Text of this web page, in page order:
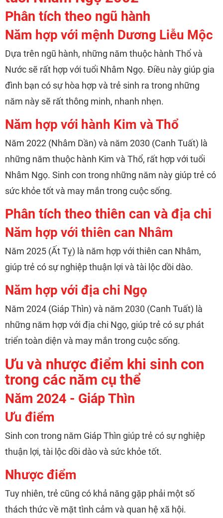
Phân tích theo ngũ hành
Năm hợp với mệnh Dương Liễu Mộc
Dựa trên ngũ hành, những năm thuộc hành Thổ và
Nước sẽ rất hợp với tuổi Nhâm Ngọ. Điều này giúp gia
đình bạn có sự hòa hợp và trẻ sinh ra trong những
năm này sẽ rất thông minh, nhanh nhẹn.
Năm hợp với hành Kim và Thổ
Năm 2022 (Nhâm Dần) và năm 2030 (Canh Tuất) là
những năm thuộc hành Kim và Thổ, rất hợp với tuổi
Nhâm Ngọ. Sinh con trong những năm này giúp trẻ có
sức khỏe tốt và may mắn trong cuộc sống.
Phân tích theo thiên can và địa chi
Năm hợp với thiên can Nhâm
Năm 2025 (Ất Tỵ) là năm hợp với thiên can Nhâm,
giúp trẻ có sự nghiệp thuận lợi và tài lộc dồi dào.
Năm hợp với địa chi Ngọ
Năm 2024 (Giáp Thìn) và năm 2030 (Canh Tuất) là
những năm hợp với địa chi Ngọ, giúp trẻ có sự phát
triển toàn diện và may mắn trong cuộc sống.
Ưu và nhược điểm khi sinh con
trong các năm cụ thể
Năm 2024 - Giáp Thìn
Ưu điểm
Sinh con trong năm Giáp Thìn giúp trẻ có sự nghiệp
thuận lợi, tài lộc dồi dào và sức khỏe tốt.
Nhược điểm
Tuy nhiên, trẻ cũng có khả năng gặp phải một số
thách thức về mặt tình cảm và quan hệ xã hội.